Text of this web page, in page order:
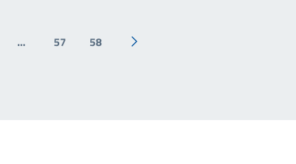
... 57 58
Pagina successiva